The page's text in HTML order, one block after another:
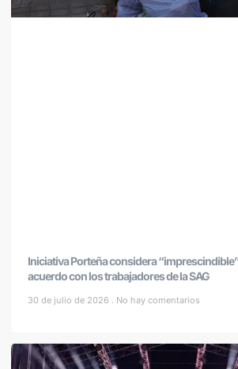
Iniciativa Porteña considera
acuerdo con los trabajadores de la SAG
30 de julio de 2026 No hay comentarios